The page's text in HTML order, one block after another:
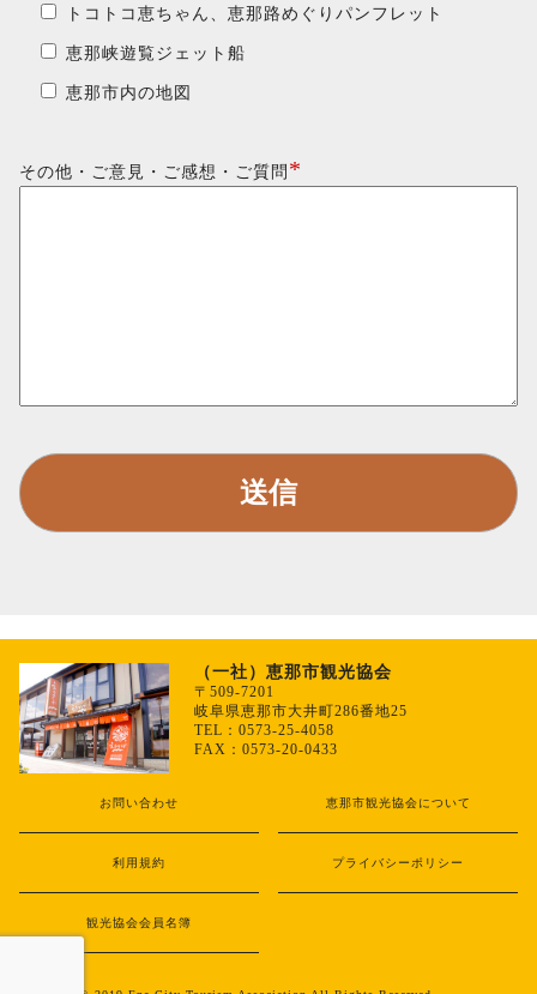
トコトコ恵ちゃん、恵那路めぐりパンフレット
恵那峡遊覧ジェット船
恵那市内の地図
その他・ご意見・ご感想・ご質問 *
（一社）恵那市観光協会
〒509-7201
岐阜県恵那市大井町286番地25
TEL：0573-25-4058
FAX：0573-20-0433
お問い合わせ 恵那市観光協会について
利用規約 プライバシーポリシー
観光協会会員名簿